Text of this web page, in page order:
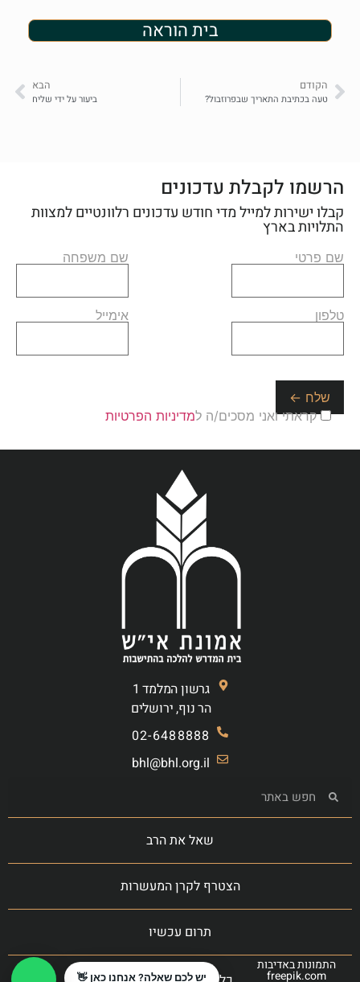
בית הוראה
הקודם
טעה בכתיבת התאריך שבפרוזבול?
הבא
ביעור על ידי שליח
הרשמו לקבלת עדכונים
קבלו ישירות למייל מדי חודש עדכונים רלוונטיים למצוות
התלויות בארץ
שם פרטי שם משפחה
טלפון אימייל
קראתי ואני מסכים/ה למדיניות הפרטיות
גרשון המלמד 1
הר נוף, ירושלים
02-6488888
bhl@bhl.org.il
שאל את הרב
הצטרף לקרן המעשרות
תרום עכשיו
התמונות באדיבות
freepik.com יש לכם שאלה? אנחנו כאן 👋